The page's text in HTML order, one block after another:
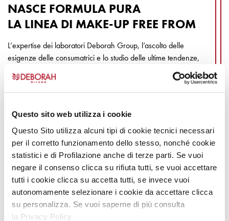
Questo sito web utilizza i cookie
Questo Sito utilizza alcuni tipi di cookie tecnici necessari
per il corretto funzionamento dello stesso, nonché cookie
statistici e di Profilazione anche di terze parti. Se vuoi
negare il consenso clicca su rifiuta tutti, se vuoi accettare
tutti i cookie clicca su accetta tutti, se invece vuoi
autonomamente selezionare i cookie da accettare clicca
su personalizza. Se vuoi saperne di più consulta
la Privacy Policy
NASCE FORMULA PURA
LA LINEA DI MAKE-UP FREE FROM
L’expertise dei laboratori Deborah Group, l’ascolto delle
esigenze delle consumatrici e lo studio delle ultime tendenze,
hanno permesso la nascita della linea FORMULA PURA, una
linea di prodotti “FREE FROM” 0% siliconi petrolati fragranze,
100% performance cosmetica. Ideale per tutte le donne attente
truccarsi e a sentirsi belle.
2018